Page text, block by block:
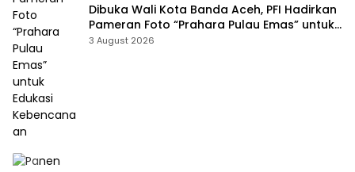
Dibuka Wali Kota Banda Aceh, PFI Hadirkan
Pameran Foto “Prahara Pulau Emas” untuk
Edukasi Kebencanaan
3 August 2026